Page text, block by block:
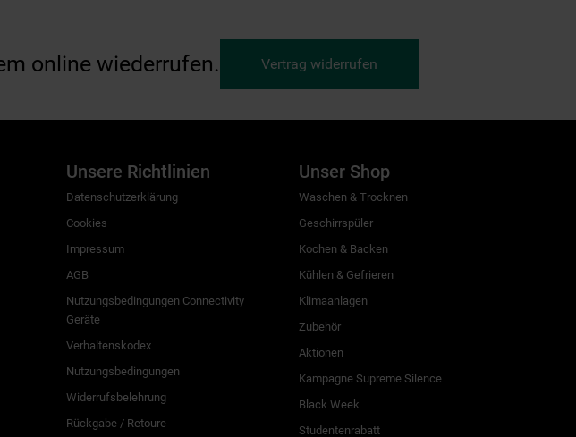
online wiederrufen. Vertrag widerrufen
Unsere Richtlinien
Datenschutzerklärung
Cookies
Impressum
AGB
Nutzungsbedingungen Connectivity
Geräte
Verhaltenskodex
Nutzungsbedingungen
Widerrufsbelehrung
Rückgabe / Retoure
Unser Shop
Waschen & Trocknen
Geschirrspüler
Kochen & Backen
Kühlen & Gefrieren
Klimaanlagen
Zubehör
Aktionen
Kampagne Supreme Silence
Black Week
Studentenrabatt